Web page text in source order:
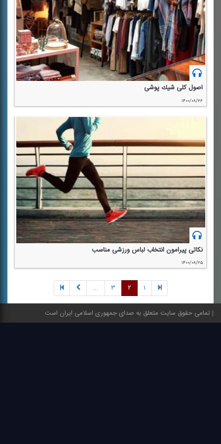
اصول كلی شیك پوشی
۱۴۰۰/۰۸/۲۶
نكاتی پیرامون انتخاب لباس ورزشی مناسب
۱۴۰۰/۰۸/۲۵
۱ ۲ ۳ ...
تمامی حقوق سایت متعلق به صدای جمهوری اسلامی ایران است